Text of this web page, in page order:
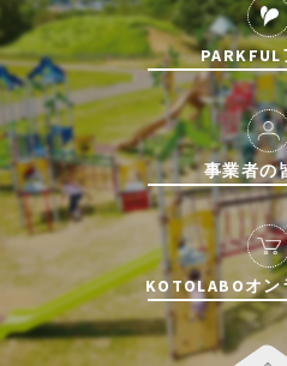
事業者の
KOTOLABOオ